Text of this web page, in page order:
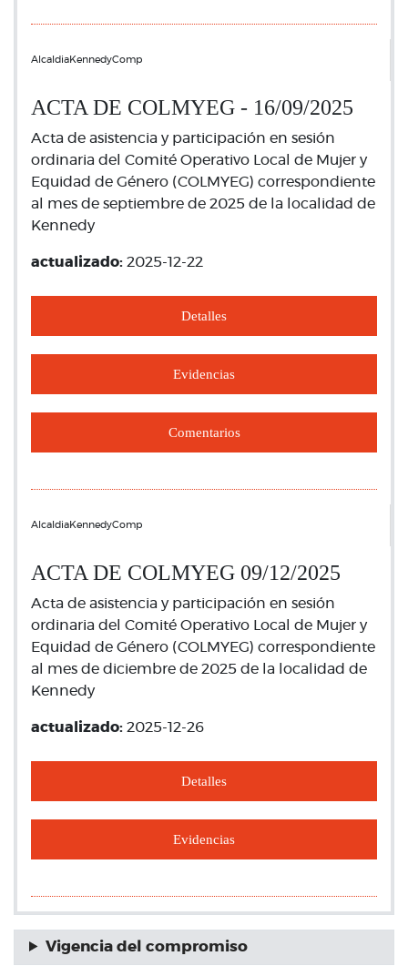
AlcaldiaKennedyComp
ACTA DE COLMYEG - 16/09/2025
Acta de asistencia y participación en sesión
ordinaria del Comité Operativo Local de Mujer y
Equidad de Género (COLMYEG) correspondiente
al mes de septiembre de 2025 de la localidad de
Kennedy
actualizado: 2025-12-22
Detalles
Evidencias
Comentarios
AlcaldiaKennedyComp
ACTA DE COLMYEG 09/12/2025
Acta de asistencia y participación en sesión
ordinaria del Comité Operativo Local de Mujer y
Equidad de Género (COLMYEG) correspondiente
al mes de diciembre de 2025 de la localidad de
Kennedy
actualizado: 2025-12-26
Detalles
Evidencias
Vigencia del compromiso